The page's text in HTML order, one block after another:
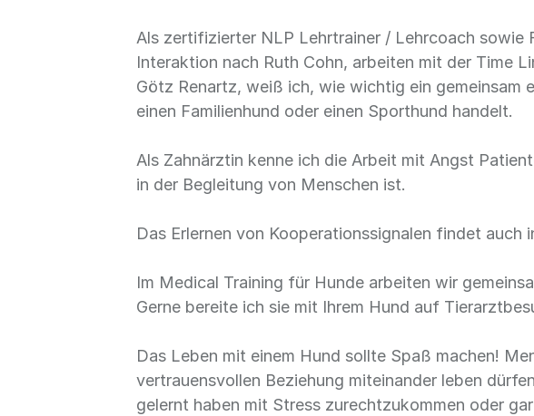
Als zertifizierter NLP Lehrtrainer / Lehrcoach sowie
Interaktion nach Ruth Cohn, arbeiten mit der Time
Götz Renartz, weiß ich, wie wichtig ein gemeinsam
einen Familienhund oder einen Sporthund handelt.
Als Zahnärztin kenne ich die Arbeit mit Angst
in der Begleitung von Menschen ist.
Das Erlernen von Kooperationssignalen findet
Im Medical Training für Hunde arbeiten wir
Gerne bereite ich sie mit Ihrem Hund auf
Das Leben mit einem Hund sollte Spaß machen!
vertrauensvollen Beziehung miteinander leben
gelernt haben mit Stress zurechtzukommen oder